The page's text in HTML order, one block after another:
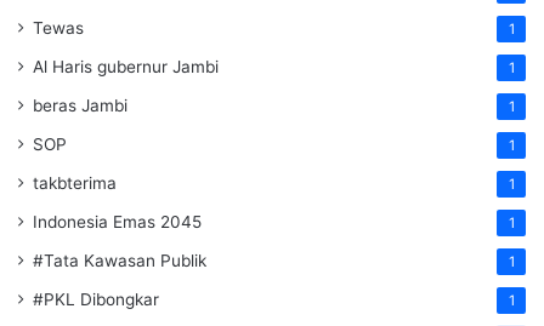
Tewas 1
Al Haris gubernur Jambi 1
beras Jambi 1
SOP 1
takbterima 1
Indonesia Emas 2045 1
#Tata Kawasan Publik 1
#PKL Dibongkar 1